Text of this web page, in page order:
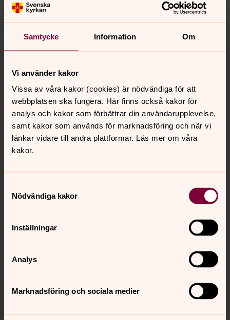
Samtycke Information Om
Vi använder kakor
Vissa av våra kakor (cookies) är nödvändiga för att
webbplatsen ska fungera. Här finns också kakor för
analys och kakor som förbättrar din användarupplevelse,
samt kakor som används för marknadsföring och när vi
länkar vidare till andra plattformar. Läs mer om våra
kakor.
Nödvändiga kakor
Inställningar
Analys
Marknadsföring och sociala medier
nora.tarnsjo.forsamling@svenskakyrkan.se
Dela
Kontakt
Kalender
Sociala kanaler